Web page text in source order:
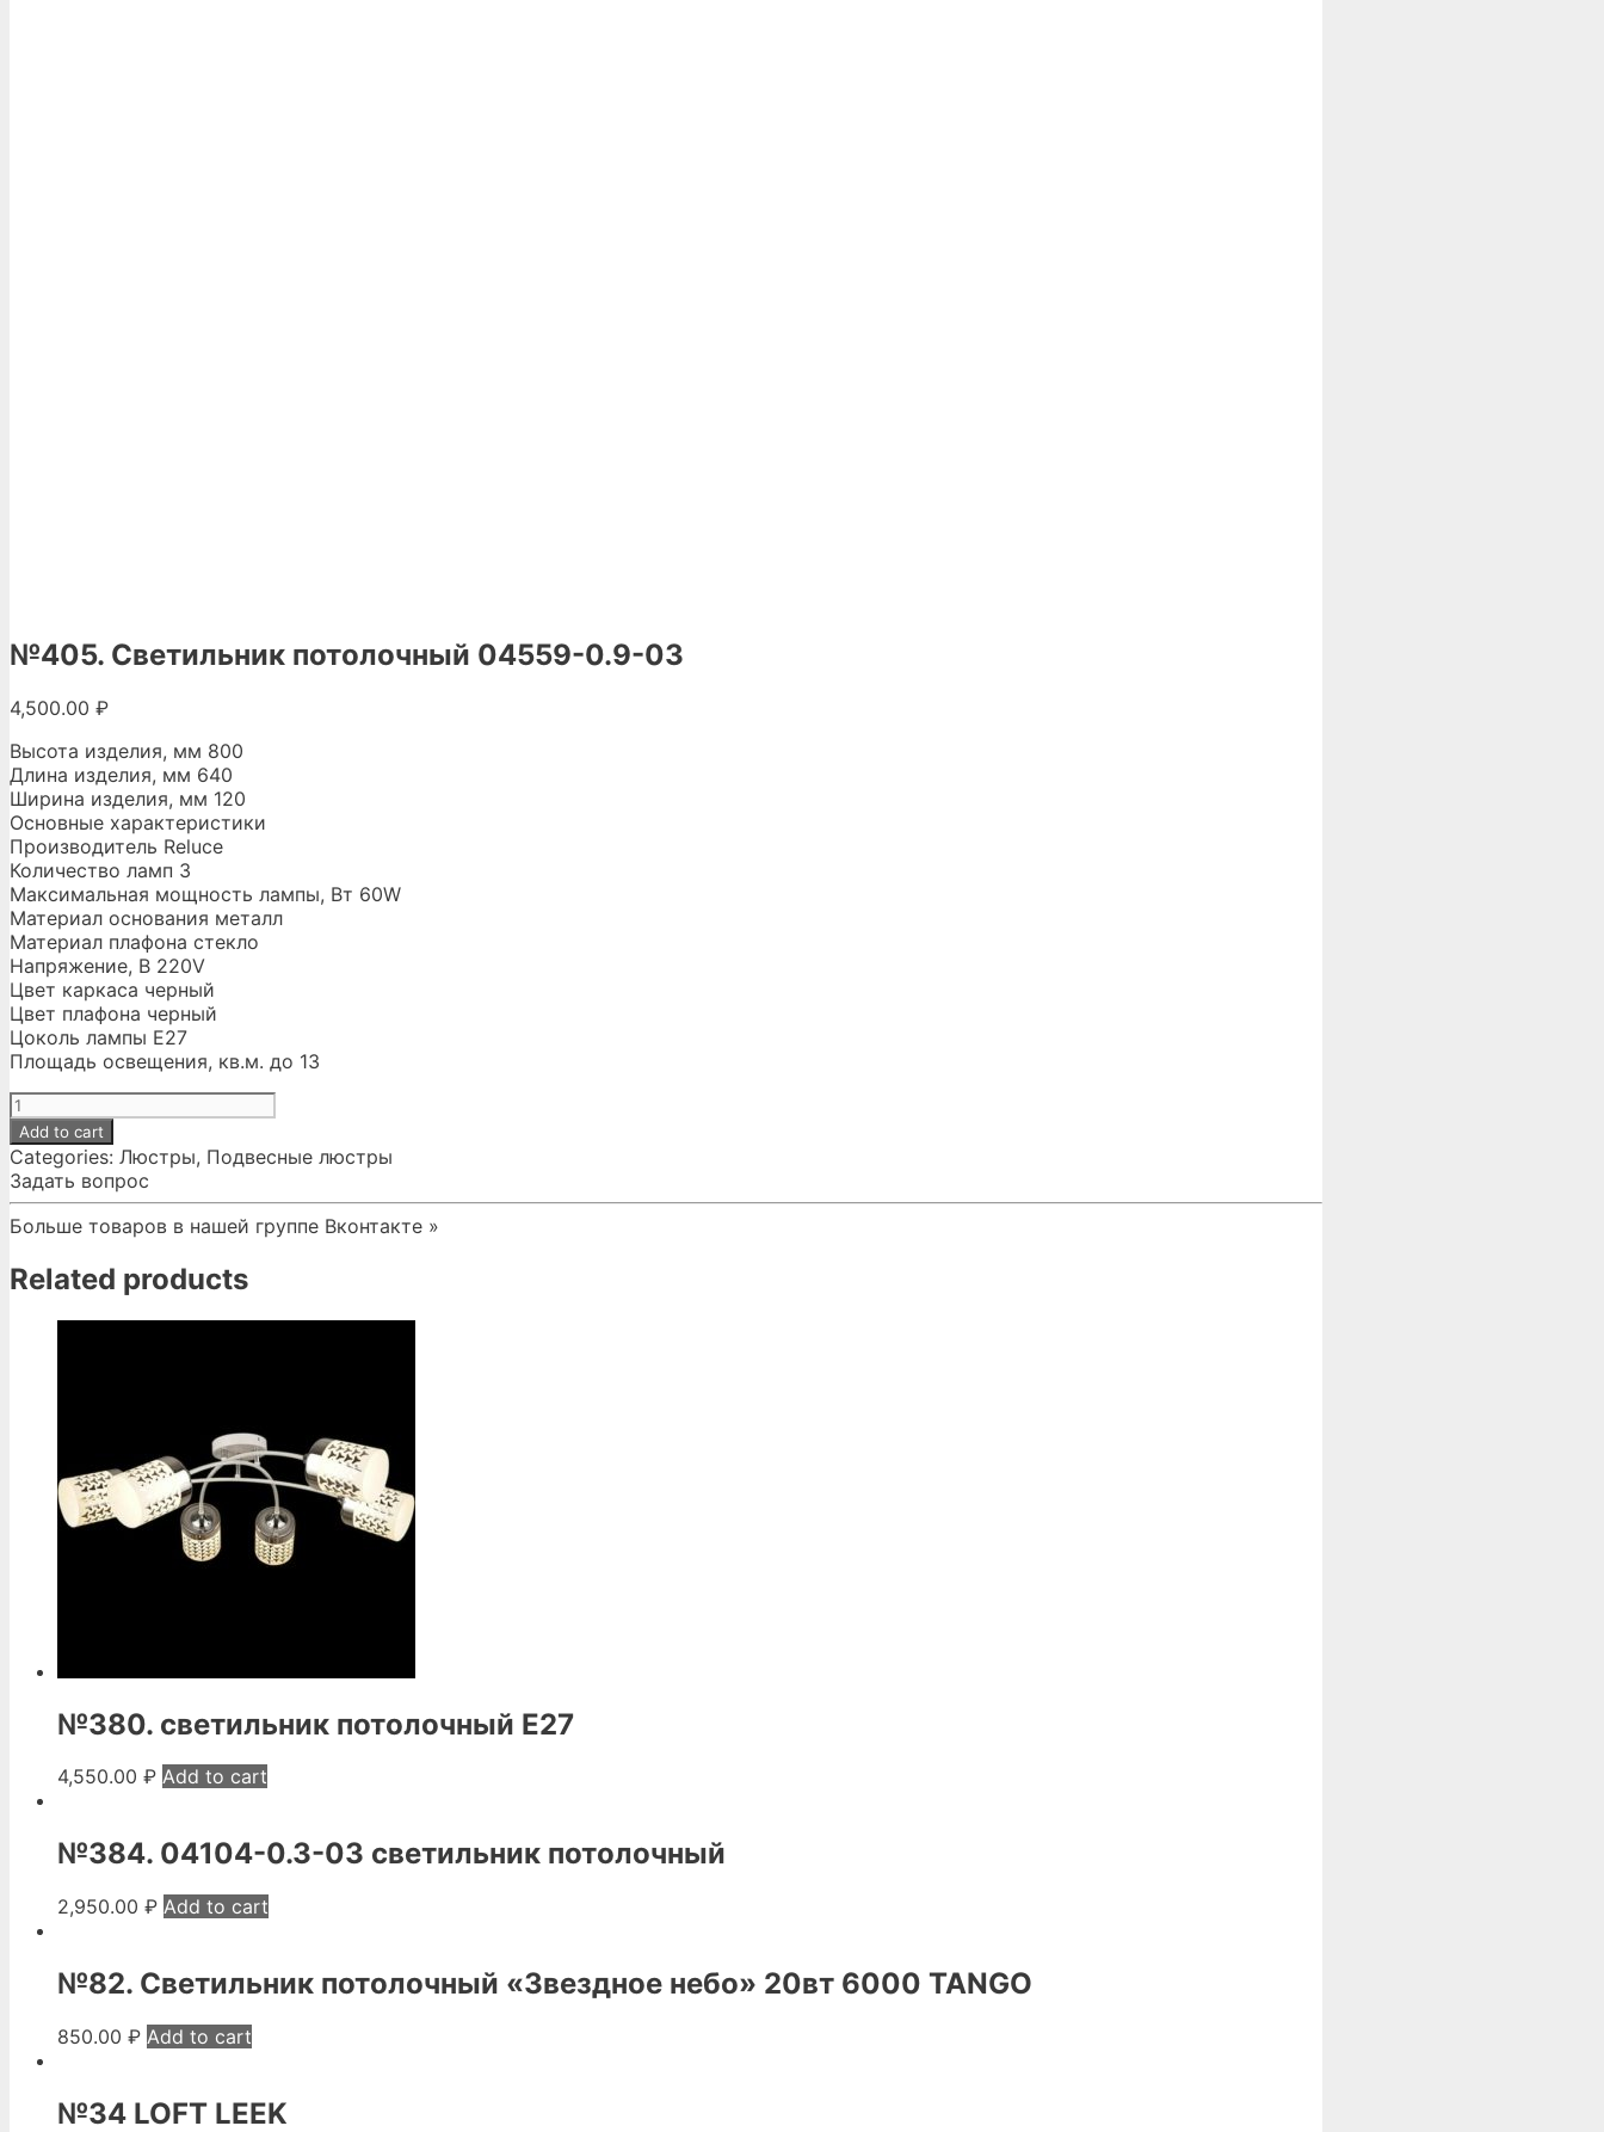
№405. Светильник потолочный 04559-0.9-03
4,500.00 ₽
Высота изделия, мм 800
Длина изделия, мм 640
Ширина изделия, мм 120
Основные характеристики
Производитель Reluce
Количество ламп 3
Максимальная мощность лампы, Вт 60W
Материал основания металл
Материал плафона стекло
Напряжение, В 220V
Цвет каркаса черный
Цвет плафона черный
Цоколь лампы E27
Площадь освещения, кв.м. до 13
№405.
Светильник
потолочный
04559-
0.9-
03
Add to cart
Categories: Люстры, Подвесные люстры
Задать вопрос
Больше товаров в нашей группе Вконтакте »
Related products
№380. светильник потолочный Е27
4,550.00 ₽ Add to cart
№384. 04104-0.3-03 светильник потолочный
2,950.00 ₽ Add to cart
№82. Светильник потолочный «Звездное небо» 20вт 6000 TANGO
850.00 ₽ Add to cart
№34 LOFT LEEK